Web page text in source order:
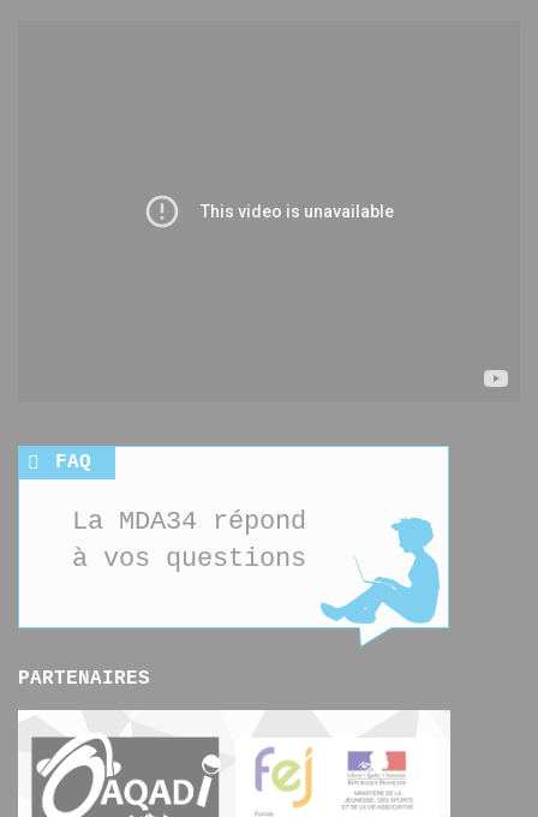
FAQ
La MDA34 répond
à vos questions
PARTENAIRES